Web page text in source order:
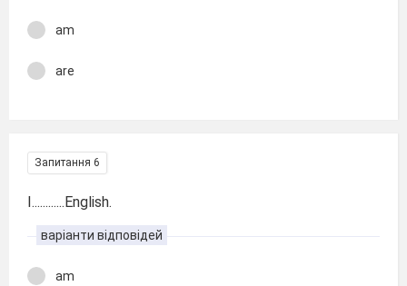
am
are
Запитання 6
I............English.
варіанти відповідей
am